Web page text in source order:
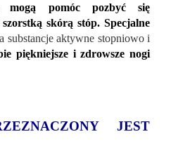
mogą pomóc pozbyć się
skórą stóp. Specjalne
substancje aktywne stopniowo i
piękniejsze i zdrowsze nogi
JEST